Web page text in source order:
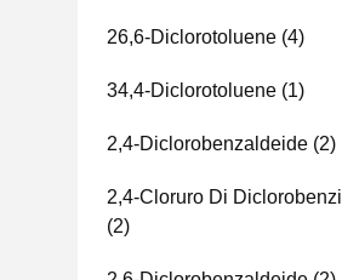
26,6-Diclorotoluene (4)
34,4-Diclorotoluene (1)
2,4-Diclorobenzaldeide (2)
2,4-Cloruro Di Diclorobenzil
(2)